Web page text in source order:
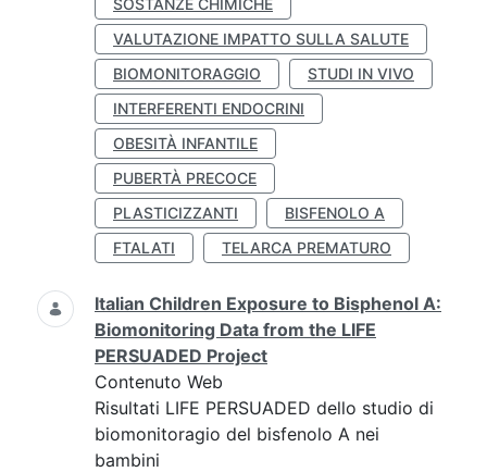
SOSTANZE CHIMICHE
VALUTAZIONE IMPATTO SULLA SALUTE
BIOMONITORAGGIO
STUDI IN VIVO
INTERFERENTI ENDOCRINI
OBESITÀ INFANTILE
PUBERTÀ PRECOCE
PLASTICIZZANTI
BISFENOLO A
FTALATI
TELARCA PREMATURO
Italian Children Exposure to Bisphenol A:
Biomonitoring Data from the LIFE
PERSUADED Project
Contenuto Web
Risultati LIFE PERSUADED dello studio di
biomonitoragio del bisfenolo A nei
bambini